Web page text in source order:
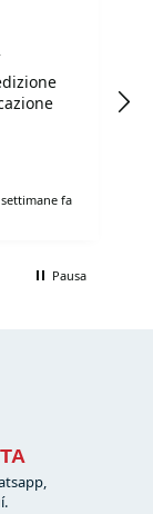
settimane fa
Pausa